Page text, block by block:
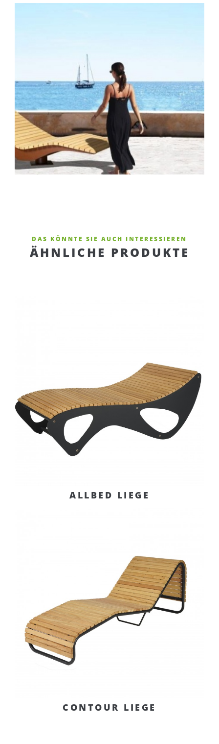
DAS KÖNNTE SIE AUCH INTERESSIEREN
ÄHNLICHE PRODUKTE
ALLBED LIEGE
CONTOUR LIEGE